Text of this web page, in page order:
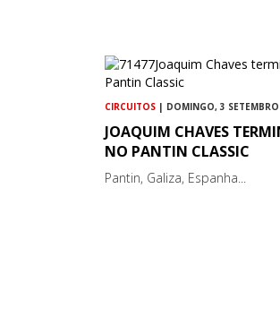
CIRCUITOS | DOMINGO, 3
JOAQUIM CHAVES
NO PANTIN CLASSIC
Pantin, Galiza, Espanha...